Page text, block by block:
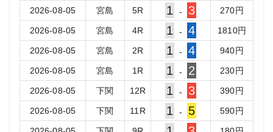
2026-08-05 宮島 5R 1 - 3 270円
2026-08-05 宮島 4R 1 - 4 1810円
2026-08-05 宮島 2R 1 - 4 940円
2026-08-05 宮島 1 R 1 - 2 230円
2026-08-05 下関 12R 1 - 3 390円
2026-08-05 下関 11 R 1 - 5 590円